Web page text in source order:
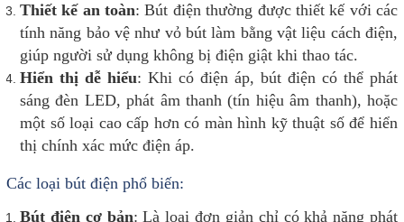
Thiết kế an toàn: Bút điện thường được thiết kế với các
tính năng bảo vệ như vỏ bút làm bằng vật liệu cách điện,
giúp người sử dụng không bị điện giật khi thao tác.
Hiển thị dễ hiểu: Khi có điện áp, bút điện có thể phát
sáng đèn LED, phát âm thanh (tín hiệu âm thanh), hoặc
một số loại cao cấp hơn có màn hình kỹ thuật số để hiển
thị chính xác mức điện áp.
Các loại bút điện phổ biến:
Bút điện cơ bản: Là loại đơn giản chỉ có khả năng phát